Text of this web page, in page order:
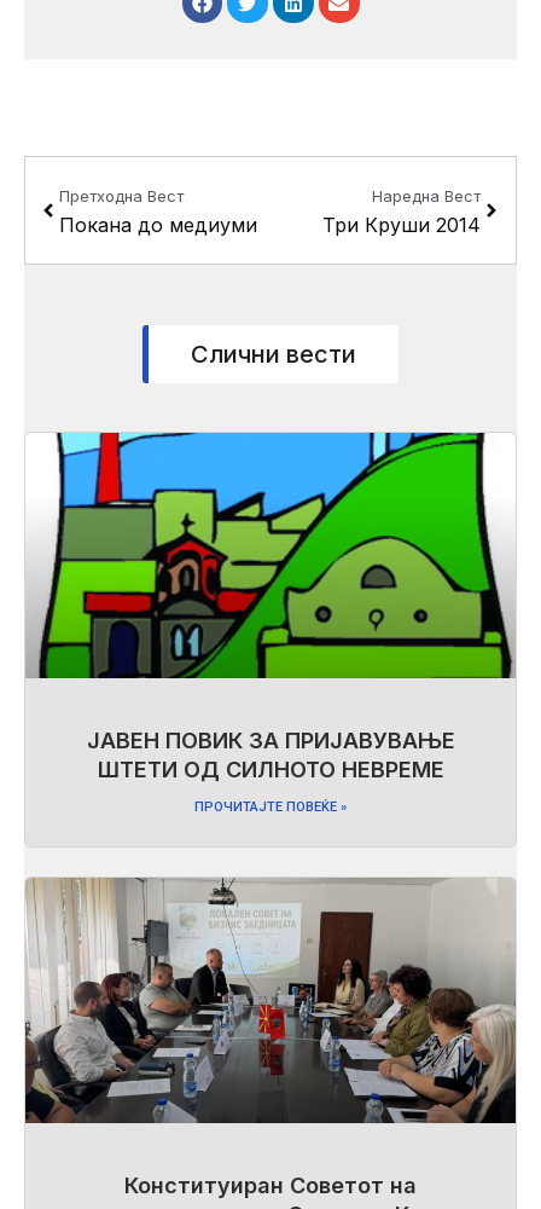
Претходна Вест
Покана до медиуми
Наредна Вест
Три Круши 2014
Слични вести
ЈАВЕН ПОВИК ЗА ПРИЈАВУВАЊЕ
ШТЕТИ ОД СИЛНОТО НЕВРЕМЕ
ПРОЧИТАЈТЕ ПОВЕЌЕ »
Конституиран Советот на